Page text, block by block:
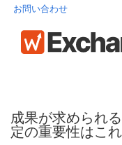
お問い合わせ
成果が求められ
定の重要性はこ